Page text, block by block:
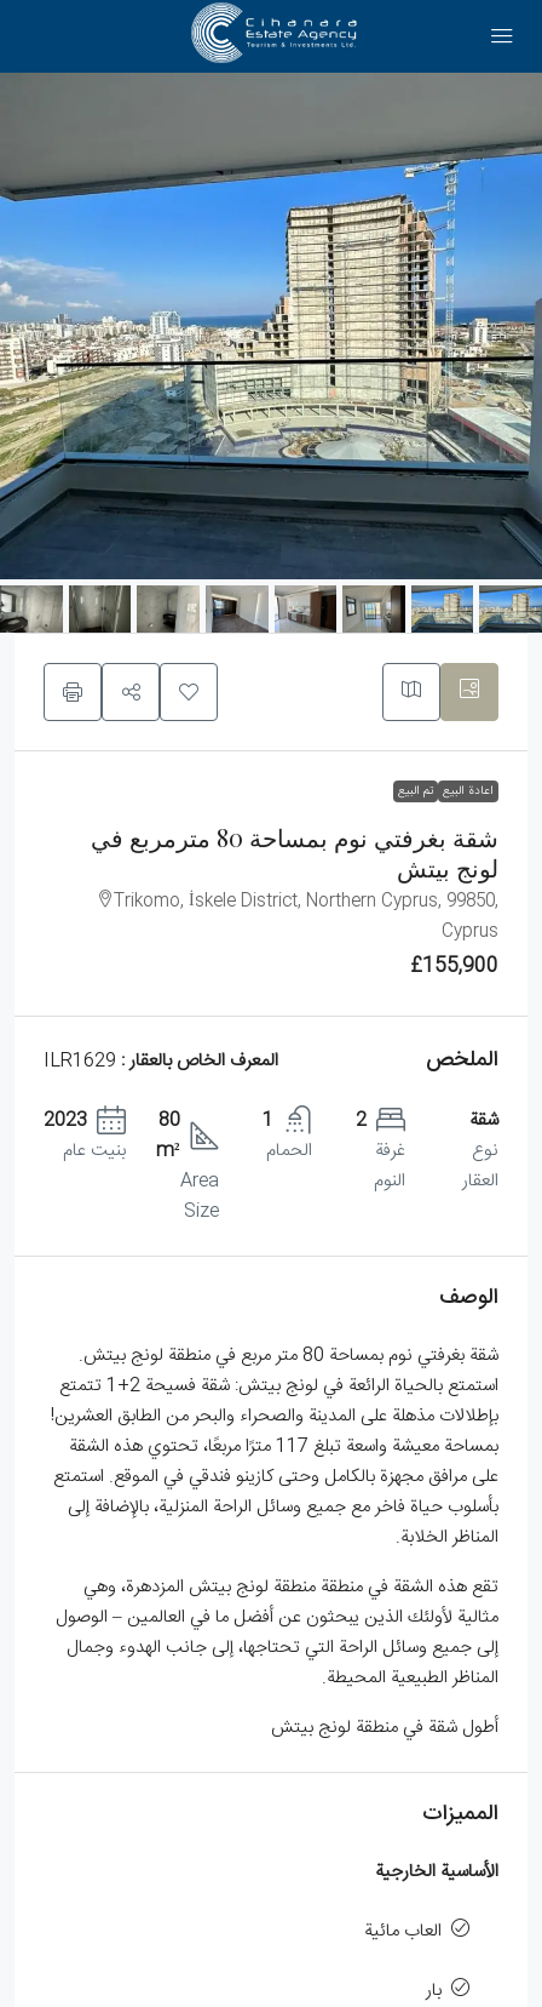
اعادة البيع تم البيع
شقة بغرفتي نوم بمساحة 80 مترمربع في
لونج بيتش
Trikomo, İskele District, Northern Cyprus, 99850,
Cyprus
£155,900
الملخص المعرف الخاص بالعقار :
شقة
نوع
العقار
2
غرفة
النوم
1
الحمام
80
m²
Area
Size
2023
بنيت عام
الوصف
شقة بغرفتي نوم بمساحة 80 متر مربع في منطقة لونج بيتش.
استمتع بالحياة الرائعة في لونج بيتش: شقة فسيحة 2+1 تتمتع
بإطلالات مذهلة على المدينة والصحراء والبحر من الطابق العشرين!
بمساحة معيشة واسعة تبلغ 117 مترًا مربعًا، تحتوي هذه الشقة
على مرافق مجهزة بالكامل وحتى كازينو فندقي في الموقع. استمتع
بأسلوب حياة فاخر مع جميع وسائل الراحة المنزلية، بالإضافة إلى
المناظر الخلابة.
تقع هذه الشقة في منطقة منطقة لونج بيتش المزدهرة، وهي
مثالية لأولئك الذين يبحثون عن أفضل ما في العالمين – الوصول
إلى جميع وسائل الراحة التي تحتاجها، إلى جانب الهدوء وجمال
المناظر الطبيعية المحيطة.
أطول شقة في منطقة لونج بيتش
المميزات
الأساسية الخارجية
العاب مائية
بار